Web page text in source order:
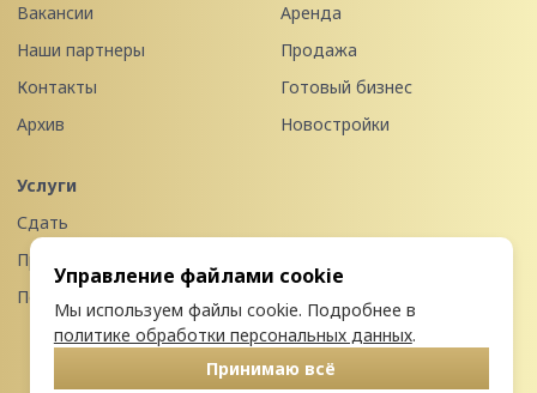
Вакансии
Наши партнеры
Контакты
Архив
Аренда
Продажа
Готовый бизнес
Новостройки
Услуги
Сдать
Продать
Передать в управление
Управление файлами cookie
Мы используем файлы cookie. Подробнее в
политике обработки персональных данных.
Принимаю всё